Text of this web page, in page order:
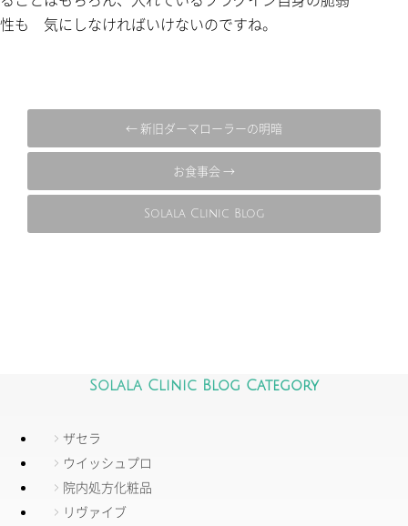
性も 気にしなければいけないのですね。
← 新旧ダーマローラーの明暗
Solala Clinic Blog
お食事会 →
Solala Clinic Blog Category
ザセラ
ウイッシュプロ
院内処方化粧品
リヴァイブ